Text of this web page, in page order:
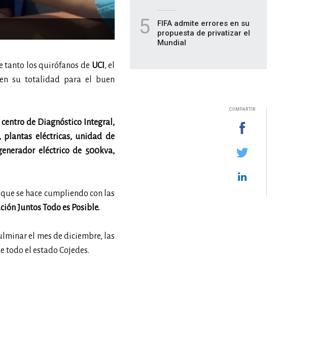
tanto los quirófanos de UCI , el
su totalidad para el buen
de Diagnóstico Integral,
eléctricas, unidad de
eléctrico de 500kva,
se hace cumpliendo con las
Juntos Todo es Posible.
el mes de diciembre, las
todo el estado Cojedes.
5
FIFA admite errores en su
propuesta de privatizar el
Mundial
COMPARTIR